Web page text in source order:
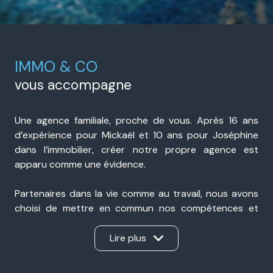
IMMO & CO
vous accompagne
Une agence familiale, proche de vous. Après 16 ans
d’expérience pour Mickaël et 10 ans pour Joséphine
dans l’immobilier, créer notre propre agence est
apparu comme une évidence.
Partenaires dans la vie comme au travail, nous avons
choisi de mettre en commun nos compétences et
notre expérience pour accompagner nos clients avec
sérieux, transparence et réactivité. Présents à Portes-
lès-Valence et à Valence, nous sommes une agence
Lire plus